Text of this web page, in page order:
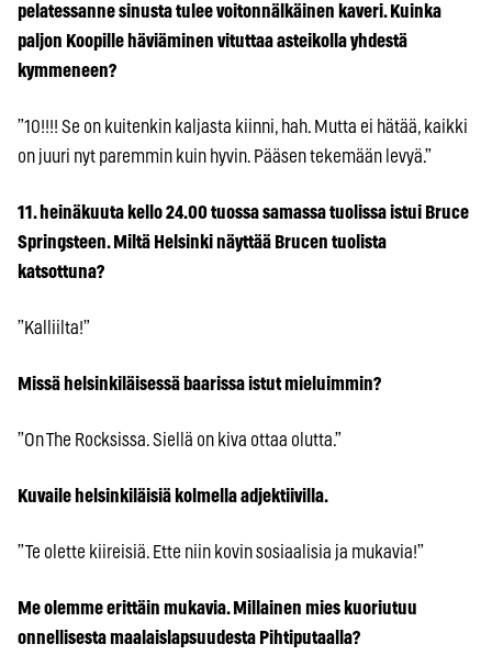
pelatessanne sinusta tulee voitonnälkäinen kaveri. Kuinka
paljon Koopille häviäminen vituttaa asteikolla yhdestä
kymmeneen?
”10!!!! Se on kuitenkin kaljasta kiinni, hah. Mutta ei hätää, kaikki
on juuri nyt paremmin kuin hyvin. Pääsen tekemään levyä.”
11. heinäkuuta kello 24.00 tuossa samassa tuolissa istui Bruce
Springsteen. Miltä Helsinki näyttää Brucen tuolista
katsottuna?
”Kalliilta!”
Missä helsinkiläisessä baarissa istut mieluimmin?
”On The Rocksissa. Siellä on kiva ottaa olutta.”
Kuvaile helsinkiläisiä kolmella adjektiivilla.
”Te olette kiireisiä. Ette niin kovin sosiaalisia ja mukavia!”
Me olemme erittäin mukavia. Millainen mies kuoriutuu
onnellisesta maalaislapsuudesta Pihtiputaalla?